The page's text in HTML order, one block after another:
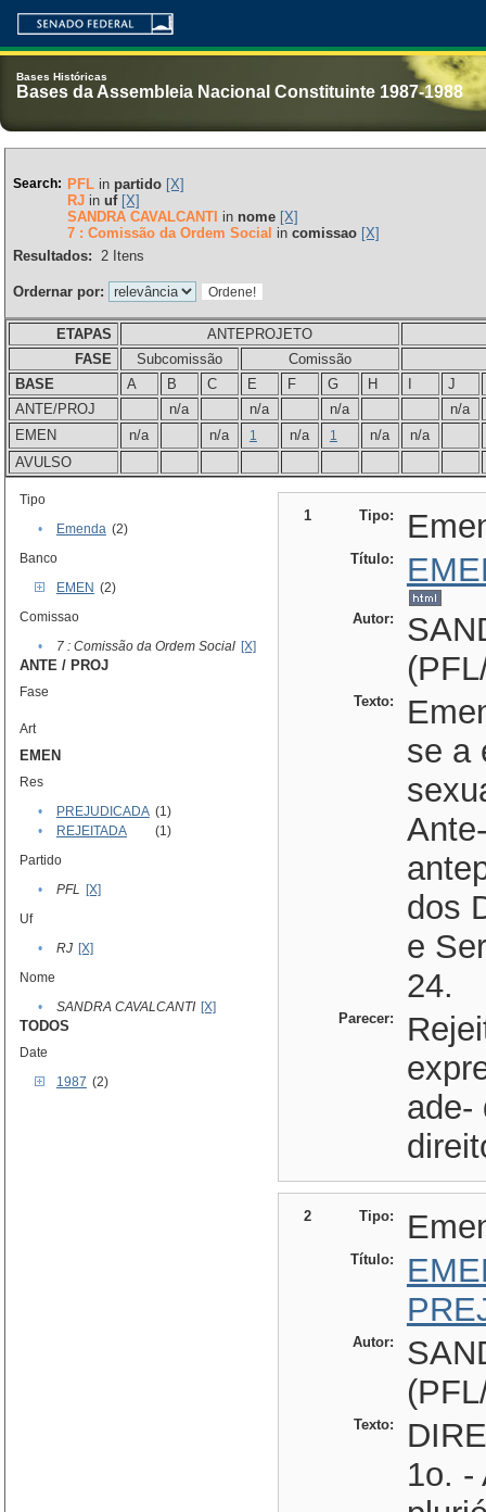
Bases Históricas
Bases da Assembleia Nacional Constituinte 1987-1988
Search: PFLin partido [X]
RJin uf [X]
SANDRA CAVALCANTI in nome [X]
7 : Comissão da Ordem Social in comissao [X]
Resultados: 2Itens
Ordernar por:
ETAPAS
ANTEPROJETO
FASE
Subcomissão
Comissão
BASE
A B C E F G H
J
ANTE/PROJ
n/a n/a n/a
n/a
EMEN
n/a n/a 1 n/a 1 n/a
n/a
AVULSO
Tipo
•
Emenda (2)
Banco
EMEN (2)
Comissao
•
7 : Comissão da Ordem Social [X]
ANTE / PROJ
Fase
Art
EMEN
Res
•
PREJUDICADA (1)
•
REJEITADA
(1)
Partido
•
PFL [X]
Uf
•
RJ [X]
Nome
•
SANDRA CAVALCANTI [X]
TODOS
Date
1987 (2)
1 Tipo:
Título:
Autor:
Texto:
se a
dos
e
24.
Parecer:
ade-
2 Tipo:
Título:
Autor:
Texto: DIREITOS E GARANTIAS Art. 1o. - A sociedade brasileira é pluriétnica, ficando reconhecidas as formas de organização nacional dos povos indígenas. Art. 2o. - Todos, homens e mulheres, são iguais perante a lei, que punirá como crime inafiançável qualquer discriminação atentatória aos direitos humanos e aos aqui estabelecidos. § 1o. - Ninguém será prejudicado ou privilegiado em razão de nascimento, etnia, raça, cor, sexo, trabalho, religião, convicções políticas ou filosóficas, ser portador de deficiência de qualquer ordem e qualquer particularidade ou condição social. § 2o. - O Poder Público, mediante programas específicos, promoverá a igualdade social, econômica e educacional. § 3o. - Não constitui discriminação ou privilégio a aplicação, pelo Poder Público, de medidas compensatórias visando a implementação do princípio constitucional de isonomia a pessoas ou grupos vítimas de discriminação comprovada. § 4o. - Entendam-se como medidas compensatórias aquelas voltadas a dar preferência a determinados cidadãos ou grupos de cidadãos, para garantir sua participação igualitária no acesso ao mercado de trabalho, à educação, à saúde e aos demais direitos sociais. § 5o. - Caberá ao Estado, dentro do sistema da admissão nos estabelecimentos de ensino público, desde a creche até o segundo grau, a adoção de uma ação compensatória visando à integração plena